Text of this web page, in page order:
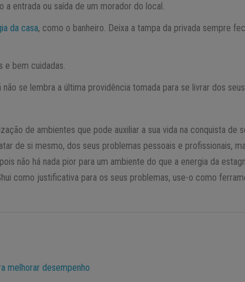
entrada ou saída de um morador do local.
da casa, como o banheiro. Deixa a tampa da privada sempre
e bem cuidadas.
se lembra a última providência tomada para se livrar dos seus
de ambientes que pode auxiliar a sua vida na conquista de
de si mesmo, dos seus problemas pessoais e profissionais,
não há nada pior para um ambiente do que a energia da
como justificativa para os seus problemas, use-o como
melhorar desempenho